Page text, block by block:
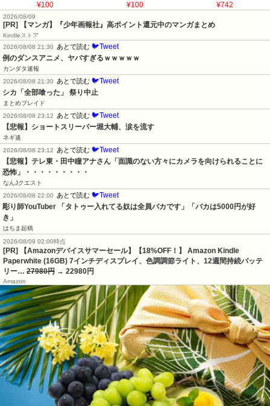
¥100 ¥100 ¥742
2026/08/09
[PR] 【マンガ】『少年画報社』高ポイント還元中のマンガまとめ
Kindleストア
2026/08/08 21:30
あとで読む 🐦Tweet
例のダンスアニメ、ヤバすぎるｗｗｗｗｗ
カンダタ速報
2026/08/08 21:30
あとで読む 🐦Tweet
シカ「全部喰った」 祭り中止
まとめブレイド
2026/08/08 23:12
あとで読む 🐦Tweet
【悲報】ショートスリーパー堀大輔、涙を流す
ネギ速
2026/08/08 23:12
あとで読む 🐦Tweet
【悲報】テレ東・田中瞳アナさん「面識のない方々にカメラを向けられることに
恐怖」・・・・・・・・・
なんJクエスト
2026/08/08 22:00
あとで読む 🐦Tweet
彫り師YouTuber 「タトゥー入れてる奴は全員バカです」「バカは5000円が好
き」
はちま起稿
2026/08/09 02:00時点
[PR] 【Amazonデバイスサマーセール】【18%OFF！】 Amazon Kindle
Paperwhite (16GB) 7インチディスプレイ、色調調節ライト、12週間持続バッテ
リー… 27980円 → 22980円
Amazon